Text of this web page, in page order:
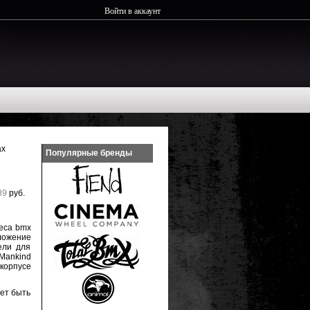
Войти в аккаунт
руб.
bmx
для
быть
Популярные бренды